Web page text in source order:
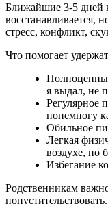
Ближайшие 3-5 дней
восстанавливается,
стресс, конфликт,
Что помогает
я выдал, не
Регулярное
понемногу
Обильное
Легкая
воздухе, но
Избегание
Родственникам